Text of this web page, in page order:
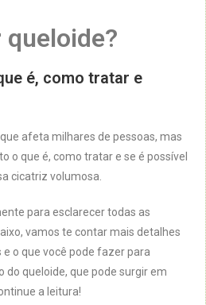
é, como tratar e
afeta milhares de pessoas, mas
o que é, como tratar e se é possível
cicatriz volumosa.
para esclarecer todas as
vamos te contar mais detalhes
o que você pode fazer para
do queloide, que pode surgir em
a leitura!